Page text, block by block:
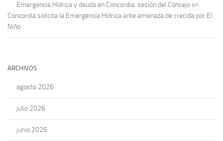
Emergencia Hídrica y deuda en Concordia: sesión del Concejo en
Concordia solicita la Emergencia Hídrica ante amenaza de crecida por El
Niño
ARCHIVOS
agosto 2026
julio 2026
junio 2026